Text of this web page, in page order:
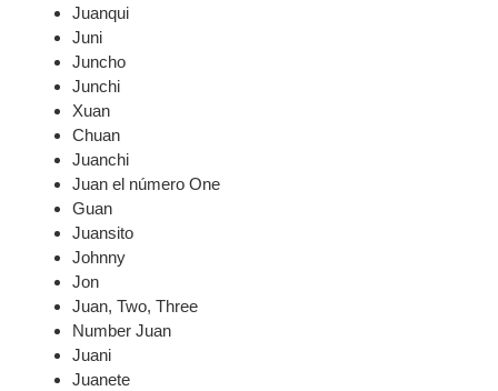
Juanqui
Juni
Juncho
Junchi
Xuan
Chuan
Juanchi
Juan el número One
Guan
Juansito
Johnny
Jon
Juan, Two, Three
Number Juan
Juani
Juanete